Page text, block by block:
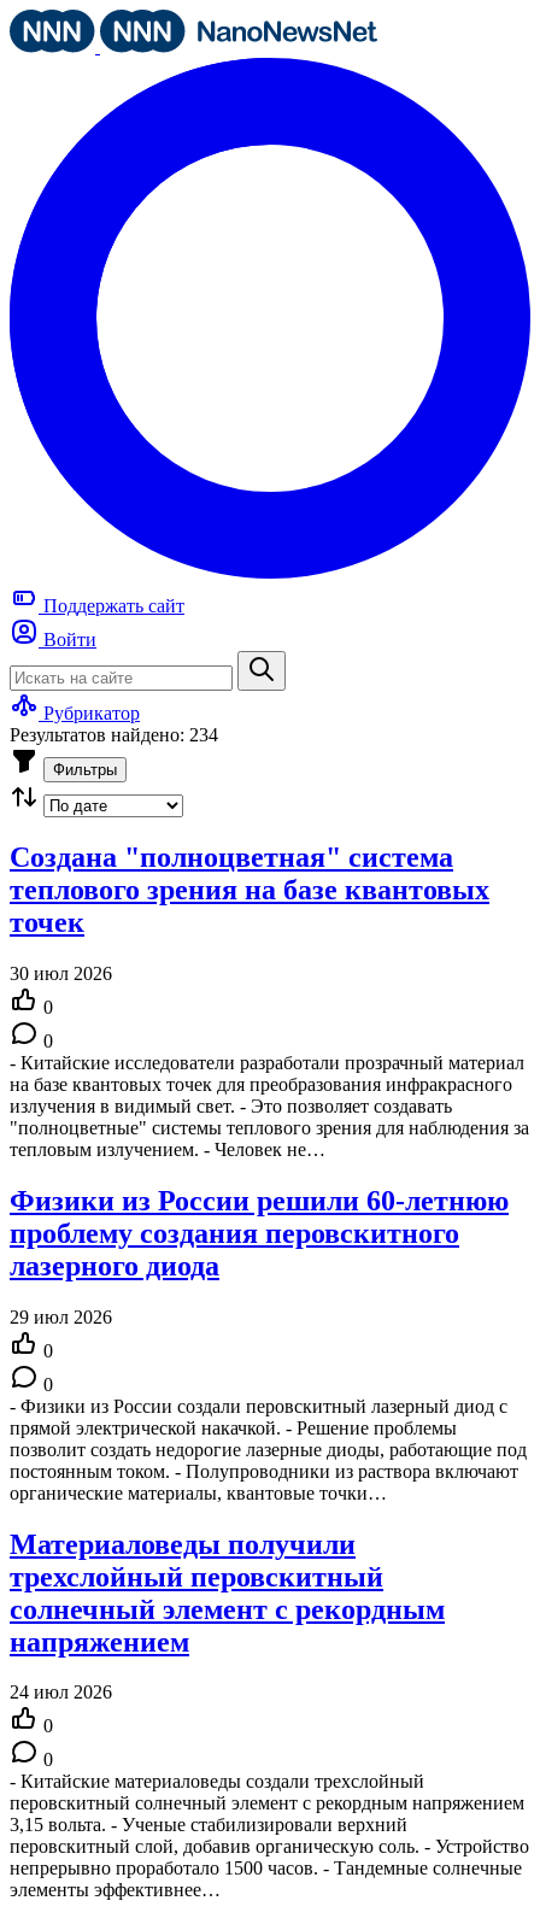
Поддержать сайт
Войти
Рубрикатор
Результатов найдено: 234
Фильтры
Создана "полноцветная" система
теплового зрения на базе квантовых
точек
30 июл 2026
0
0
- Китайские исследователи разработали прозрачный материал
на базе квантовых точек для преобразования инфракрасного
излучения в видимый свет. - Это позволяет создавать
"полноцветные" системы теплового зрения для наблюдения за
тепловым излучением. - Человек не…
Физики из России решили 60-летнюю
проблему создания перовскитного
лазерного диода
29 июл 2026
0
0
- Физики из России создали перовскитный лазерный диод с
прямой электрической накачкой. - Решение проблемы
позволит создать недорогие лазерные диоды, работающие под
постоянным током. - Полупроводники из раствора включают
органические материалы, квантовые точки…
Материаловеды получили
трехслойный перовскитный
солнечный элемент с рекордным
напряжением
24 июл 2026
0
0
- Китайские материаловеды создали трехслойный
перовскитный солнечный элемент с рекордным напряжением
3,15 вольта. - Ученые стабилизировали верхний
перовскитный слой, добавив органическую соль. - Устройство
непрерывно проработало 1500 часов. - Тандемные солнечные
элементы эффективнее…